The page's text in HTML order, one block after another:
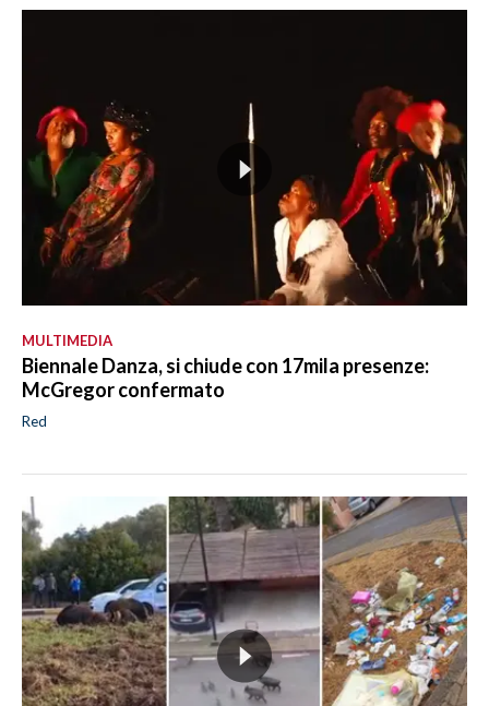
MULTIMEDIA
Biennale Danza, si chiude con 17mila presenze:
McGregor confermato
Red